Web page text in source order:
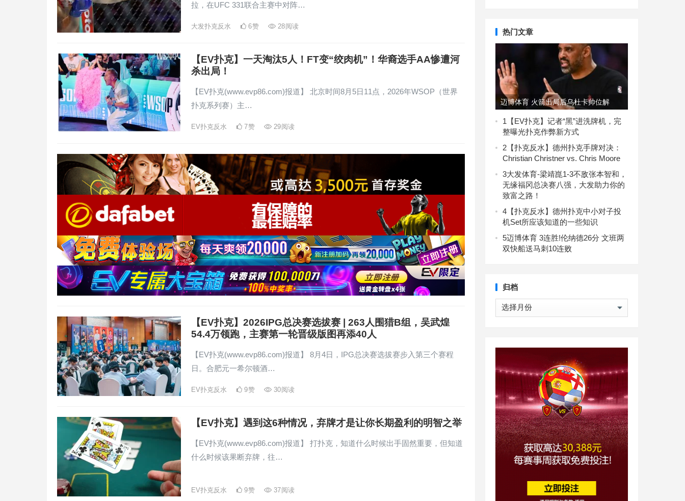
拉，在UFC 331联合主赛中对阵…
大发扑克反水 6赞 28阅读
【EV扑克】一天淘汰5人！FT变“绞肉机”！华裔选手AA惨遭河
杀出局！
【EV扑克(www.evp86.com)报道】 北京时间8月5日11点，2026年WSOP（世界
扑克系列赛）主…
EV扑克反水 7赞 29阅读
【EV扑克】2026IPG总决赛选拔赛 | 263人围猎B组，吴武煌
54.4万领跑，主赛第一轮晋级版图再添40人
【EV扑克(www.evp86.com)报道】 8月4日，IPG总决赛选拔赛步入第三个赛程
日。合肥元一希尔顿酒…
EV扑克反水 9赞 30阅读
【EV扑克】遇到这6种情况，弃牌才是让你长期盈利的明智之举
【EV扑克(www.evp86.com)报道】 打扑克，知道什么时候出手固然重要，但知道
什么时候该果断弃牌，往…
EV扑克反水 9赞 37阅读
热门文章
迈博体育 火箭出局后乌杜卡帅位解
析：合同细节曝光，下课为何不现实？
1 【EV扑克】记者“黑”进洗牌机，完
整曝光扑克作弊新方式
2 【扑克反水】德州扑克手牌对决：
Christian Christner vs. Chris Moore
3大发体育-梁靖崑1-3不敌张本智和，
无缘福冈总决赛八强，大发助力你的
致富之路！
4 【扑克反水】德州扑克中小对子投
机Set所应该知道的一些知识
5迈博体育 3连胜!伦纳德26分 文班两
双快船送马刺10连败
归档
归